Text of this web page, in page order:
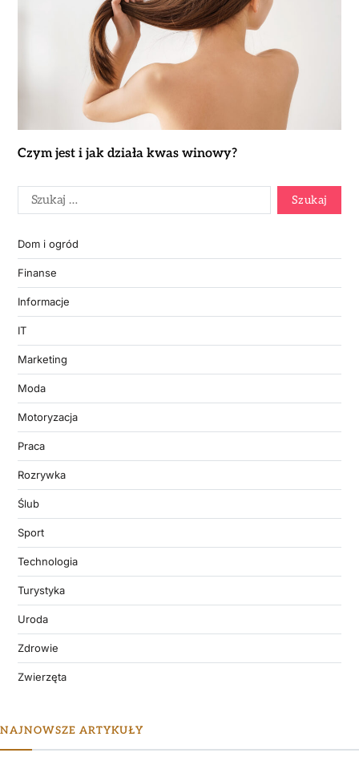
Czym jest i jak działa kwas winowy?
Dom i ogród
Finanse
Informacje
IT
Marketing
Moda
Motoryzacja
Praca
Rozrywka
Ślub
Sport
Technologia
Turystyka
Uroda
Zdrowie
Zwierzęta
NAJNOWSZE ARTYKUŁY